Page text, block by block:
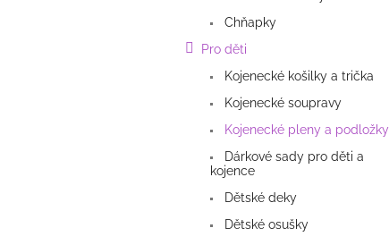
Chňapky
Pro děti
Kojenecké košilky a trička
Kojenecké soupravy
Kojenecké pleny a podložky
Dárkové sady pro děti a
kojence
Dětské deky
Dětské osušky